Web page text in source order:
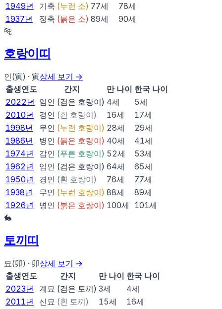
1949년 기축 (누런 소) 77세 78세
1937년 정축 (붉은 소) 89세 90세
🐅
호랑이 띠
인(寅) · 寅상세 보기 →
출생연도
간지 만 나이 한국 나이
2022년 임인 (검은 호랑이) 4세 5세
2010년 경인 (흰 호랑이) 16세 17세
1998년 무인 (누런 호랑이) 28세 29세
1986년 병인 (붉은 호랑이) 40세 41세
1974년 갑인 (푸른 호랑이) 52세 53세
1962년 임인 (검은 호랑이) 64세 65세
1950년 경인 (흰 호랑이) 76세 77세
1938년 무인 (누런 호랑이) 88세 89세
1926년 병인 (붉은 호랑이) 100세 101세
🐇
토끼 띠
묘(卯) · 卯상세 보기 →
출생연도
간지 만 나이 한국 나이
2023년 계묘 (검은 토끼) 3세 4세
2011년 신묘 (흰 토끼) 15세 16세